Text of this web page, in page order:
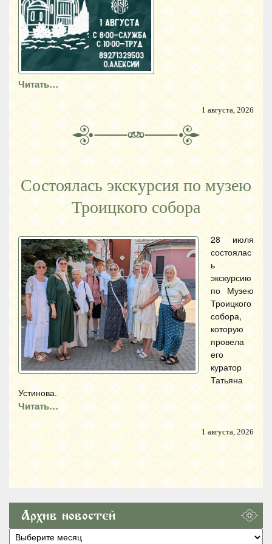
Читать…
1 августа, 2026
Состоялась экскурсия по музею
Троицкого собора
28 июля
состоялас
ь
экскурсию
по Музею
Троицкого
собора,
которую
провела
его
куратор
Татьяна
Устинова.
Читать…
1 августа, 2026
Архив новостей
Архив